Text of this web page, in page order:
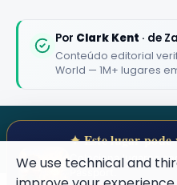
Por Clark Kent · de
Conteúdo editorial
World — 1M+ lugares
SECRET WORLD
🏆 #1 Trip
★★★★★
1,000,000+ places in your
We use technical and
✦ Este lugar
Coleciona lugares